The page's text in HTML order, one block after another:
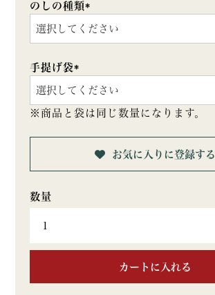
のしの種類
(必
須)
手提げ袋
(必
須)
※商品と袋は同じ数量になります。
お気に入りに登録する
カートに入れる